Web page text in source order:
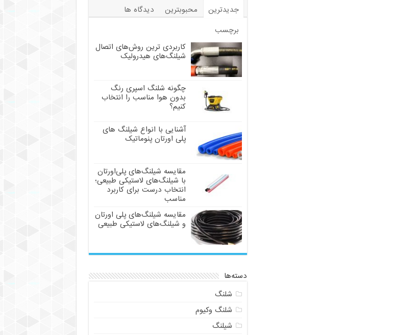
جدیدترین محبوبترین
دیدگاه ها
برچسب
کاربردی ترین روش‌های اتصال
شیلنگ‌های هیدرولیک
چگونه شلنگ اسپری رنگ
بدون هوا مناسب را انتخاب
کنیم؟
آشنایی با انواع شیلنگ های
پلی اورتان پنوماتیک
مقایسه شیلنگ‌های پلی‌اورتان
با شیلنگ‌های لاستیکی طبیعی؛
انتخاب درست برای کاربرد
مناسب
مقایسه شیلنگ‌های پلی اورتان
و شیلنگ‌های لاستیکی طبیعی
دسته‌ها
شلنگ
شلنگ وکیوم
شیلنگ